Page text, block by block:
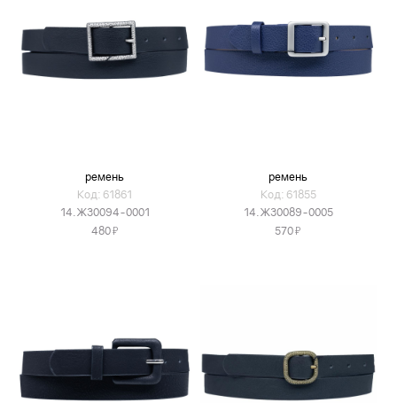
ремень
Код: 61861
14.Ж30094-0001
480Я
ремень
Код: 61855
14.Ж30089-0005
570Я